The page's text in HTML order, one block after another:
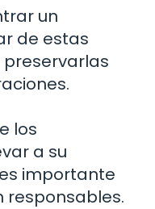
un
de estas
los
a su
importante
responsables.